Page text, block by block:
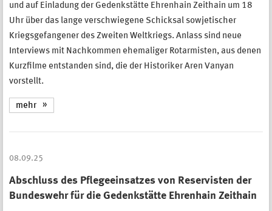
und auf Einladung der Gedenkstätte Ehrenhain Zeithain um 18
Uhr über das lange verschwiegene Schicksal sowjetischer
Kriegsgefangener des Zweiten Weltkriegs. Anlass sind neue
Interviews mit Nachkommen ehemaliger Rotarmisten, aus denen
Kurzfilme entstanden sind, die der Historiker Aren Vanyan
vorstellt.
mehr
08.09.25
Abschluss des Pflegeeinsatzes von Reservisten der
Bundeswehr für die Gedenkstätte Ehrenhain Zeithain